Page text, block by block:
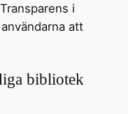
i
att
bibliotek